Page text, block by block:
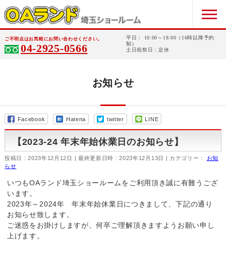
ご不明点はお気軽にお問い合わせください。
04-2925-0566
平日： 10:00～18:00（16時以降予約
制）
土日祝祭日：定休
お知らせ
Facebook Hatena twitter LINE
【2023-24 年末年始休業日のお知らせ】
投稿日 : 2023年12月12日 最終更新日時 : 2023年12月13日 カテゴリー :
お知
らせ
いつもOAランド埼玉ショールームをご利用頂き誠に有難うござ
います。
2023年～2024年 年末年始休業日につきまして、下記の通り
お知らせ致します。
ご迷惑をお掛けしますが、何卒ご理解頂きますようお願い申し
上げます。